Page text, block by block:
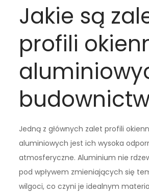
Jakie są
profili
Jedną z głównych zalet profili
aluminiowych jest ich wysoka
atmosferyczne. Aluminium nie
pod wpływem zmieniających się
wilgoci, co czyni je idealnym